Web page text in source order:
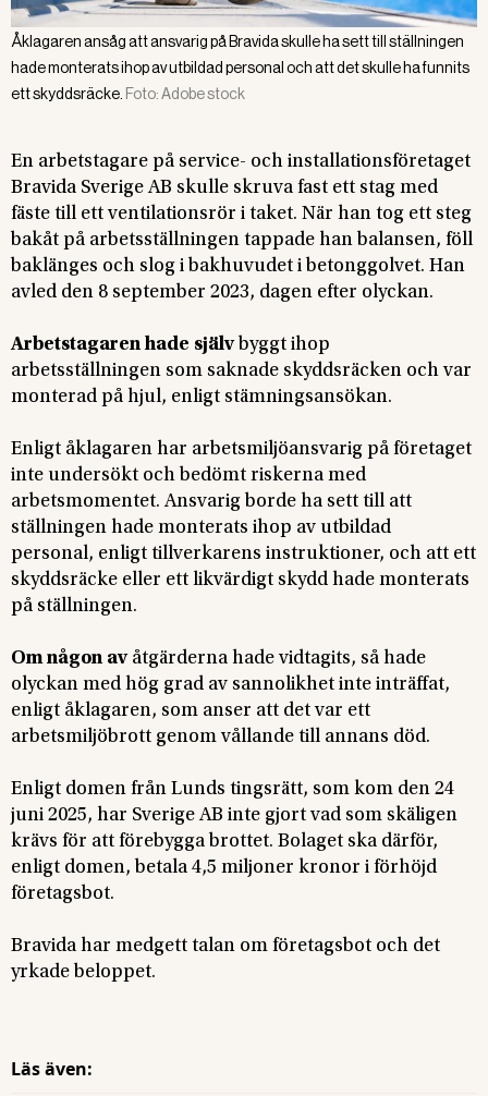
Åklagaren ansåg att ansvarig på Bravida skulle ha sett till ställningen
hade monterats ihop av utbildad personal och att det skulle ha funnits
ett skyddsräcke. Foto:Adobe stock
En arbetstagare på service- och installationsföretaget
Bravida Sverige AB skulle skruva fast ett stag med
fäste till ett ventilationsrör i taket. När han tog ett steg
bakåt på arbetsställningen tappade han balansen, föll
baklänges och slog i bakhuvudet i betonggolvet. Han
avled den 8 september 2023, dagen efter olyckan.
Arbetstagaren hade själv byggt ihop
arbetsställningen som saknade skyddsräcken och var
monterad på hjul, enligt stämningsansökan.
Enligt åklagaren har arbetsmiljöansvarig på företaget
inte undersökt och bedömt riskerna med
arbetsmomentet. Ansvarig borde ha sett till att
ställningen hade monterats ihop av utbildad
personal, enligt tillverkarens instruktioner, och att ett
skyddsräcke eller ett likvärdigt skydd hade monterats
på ställningen.
Om någon av åtgärderna hade vidtagits, så hade
olyckan med hög grad av sannolikhet inte inträffat,
enligt åklagaren, som anser att det var ett
arbetsmiljöbrott genom vållande till annans död.
Enligt domen från Lunds tingsrätt, som kom den 24
juni 2025, har Sverige AB inte gjort vad som skäligen
krävs för att förebygga brottet. Bolaget ska därför,
enligt domen, betala 4,5 miljoner kronor i förhöjd
företagsbot.
Bravida har medgett talan om företagsbot och det
yrkade beloppet.
Läs även: